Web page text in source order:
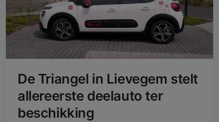
De Triangel in Lievegem stelt
allereerste deelauto ter
beschikking